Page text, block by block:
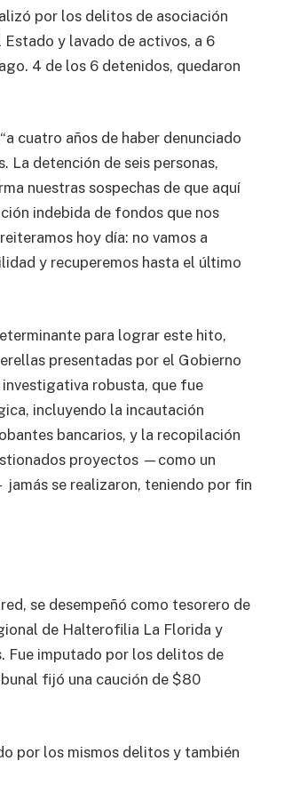
por los delitos de asociación
y lavado de activos, a 6
4 de los 6 detenidos, quedaron
cuatro años de haber denunciado
La detención de seis personas,
nuestras sospechas de que aquí
indebida de fondos que nos
hoy día: no vamos a
y recuperemos hasta el último
para lograr este hito,
presentadas por el Gobierno
robusta, que fue
incluyendo la incautación
bancarios, y la recopilación
proyectos —como un
jamás se realizaron, teniendo por fin
se desempeñó como tesorero de
de Halterofilia La Florida y
Fue imputado por los delitos de
fijó una caución de $80
por los mismos delitos y también